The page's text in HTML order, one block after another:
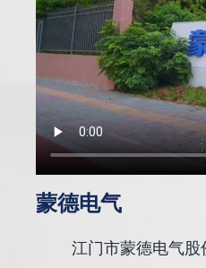
蒙德电气
江门市蒙德电气